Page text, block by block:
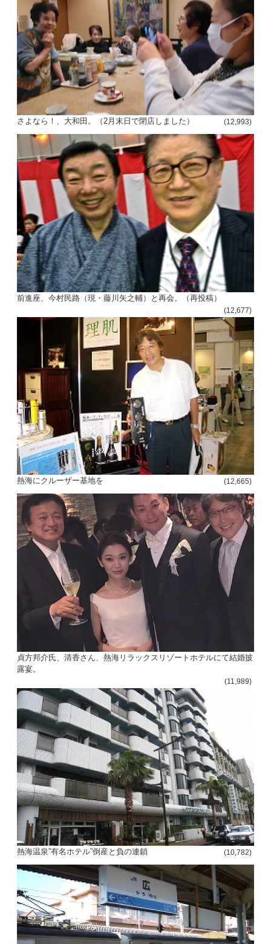
さよなら！、大和田。（2月末日で閉店しました） (12,993)
前進座、今村民路（現・藤川矢之輔）と再会。（再投稿）
(12,677)
熱海にクルーザー基地を (12,665)
貞方邦介氏、清香さん、熱海リラックスリゾートホテルにて結婚披
露宴。
(11,989)
熱海温泉”有名ホテル”倒産と負の連鎖 (10,782)